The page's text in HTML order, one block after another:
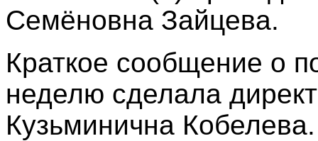
Семёновна Зайцева.
Краткое сообщение о
неделю сделала
Кузьминична Кобелева.